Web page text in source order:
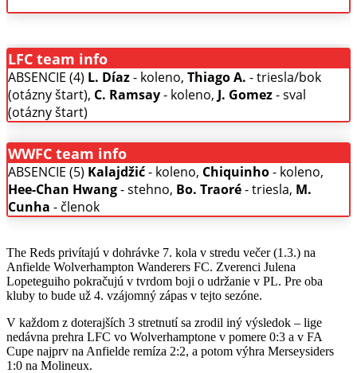
LFC team info
ABSENCIE (4) L. Díaz- koleno, Thiago A. - triesla/bok
(otázny štart), C. Ramsay- koleno, J. Gomez- sval
(otázny štart)
WWFC team info
ABSENCIE (5) Kalajdžić- koleno, Chiquinho- koleno,
Hee-Chan Hwang- stehno, Bo. Traoré- triesla, M.
Cunha - členok
The Reds privítajú v dohrávke 7. kola v stredu večer (1.3.) na
Anfielde Wolverhampton Wanderers FC. Zverenci Julena
Lopeteguiho pokračujú v tvrdom boji o udržanie v PL. Pre oba
kluby to bude už 4. vzájomný zápas v tejto sezóne.
V každom z doterajších 3 stretnutí sa zrodil iný výsledok – lige
nedávna prehra LFC vo Wolverhamptone v pomere 0:3 a v FA
Cupe najprv na Anfielde remíza 2:2, a potom výhra Merseysiders
1:0 na Molineux.